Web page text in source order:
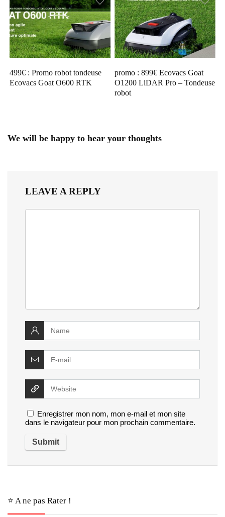
499€ : Promo robot tondeuse
Ecovacs Goat O600 RTK
promo : 899€ Ecovacs Goat
O1200 LiDAR Pro – Tondeuse
robot
We will be happy to hear your thoughts
LEAVE A REPLY
Enregistrer mon nom, mon e-mail et mon site
dans le navigateur pour mon prochain commentaire.
⭐️ A ne pas Rater !